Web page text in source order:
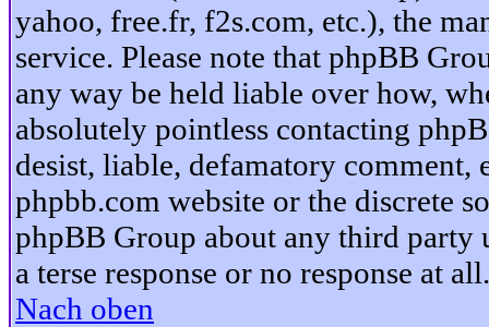
yahoo, free.fr, f2s.com, etc.), the
service. Please note that phpBB
any way be held liable over how,
absolutely pointless contacting
desist, liable, defamatory
phpbb.com website or the discrete
phpBB Group about any third party
a terse response or no response at all.
Nach oben